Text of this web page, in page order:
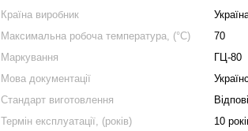
Країна виробник
Максимальна робоча температура, (°C)
70
Маркування
ГЦ-80
Мова документації
Стандарт виготовлення
Термін експлуатації, (років)
10